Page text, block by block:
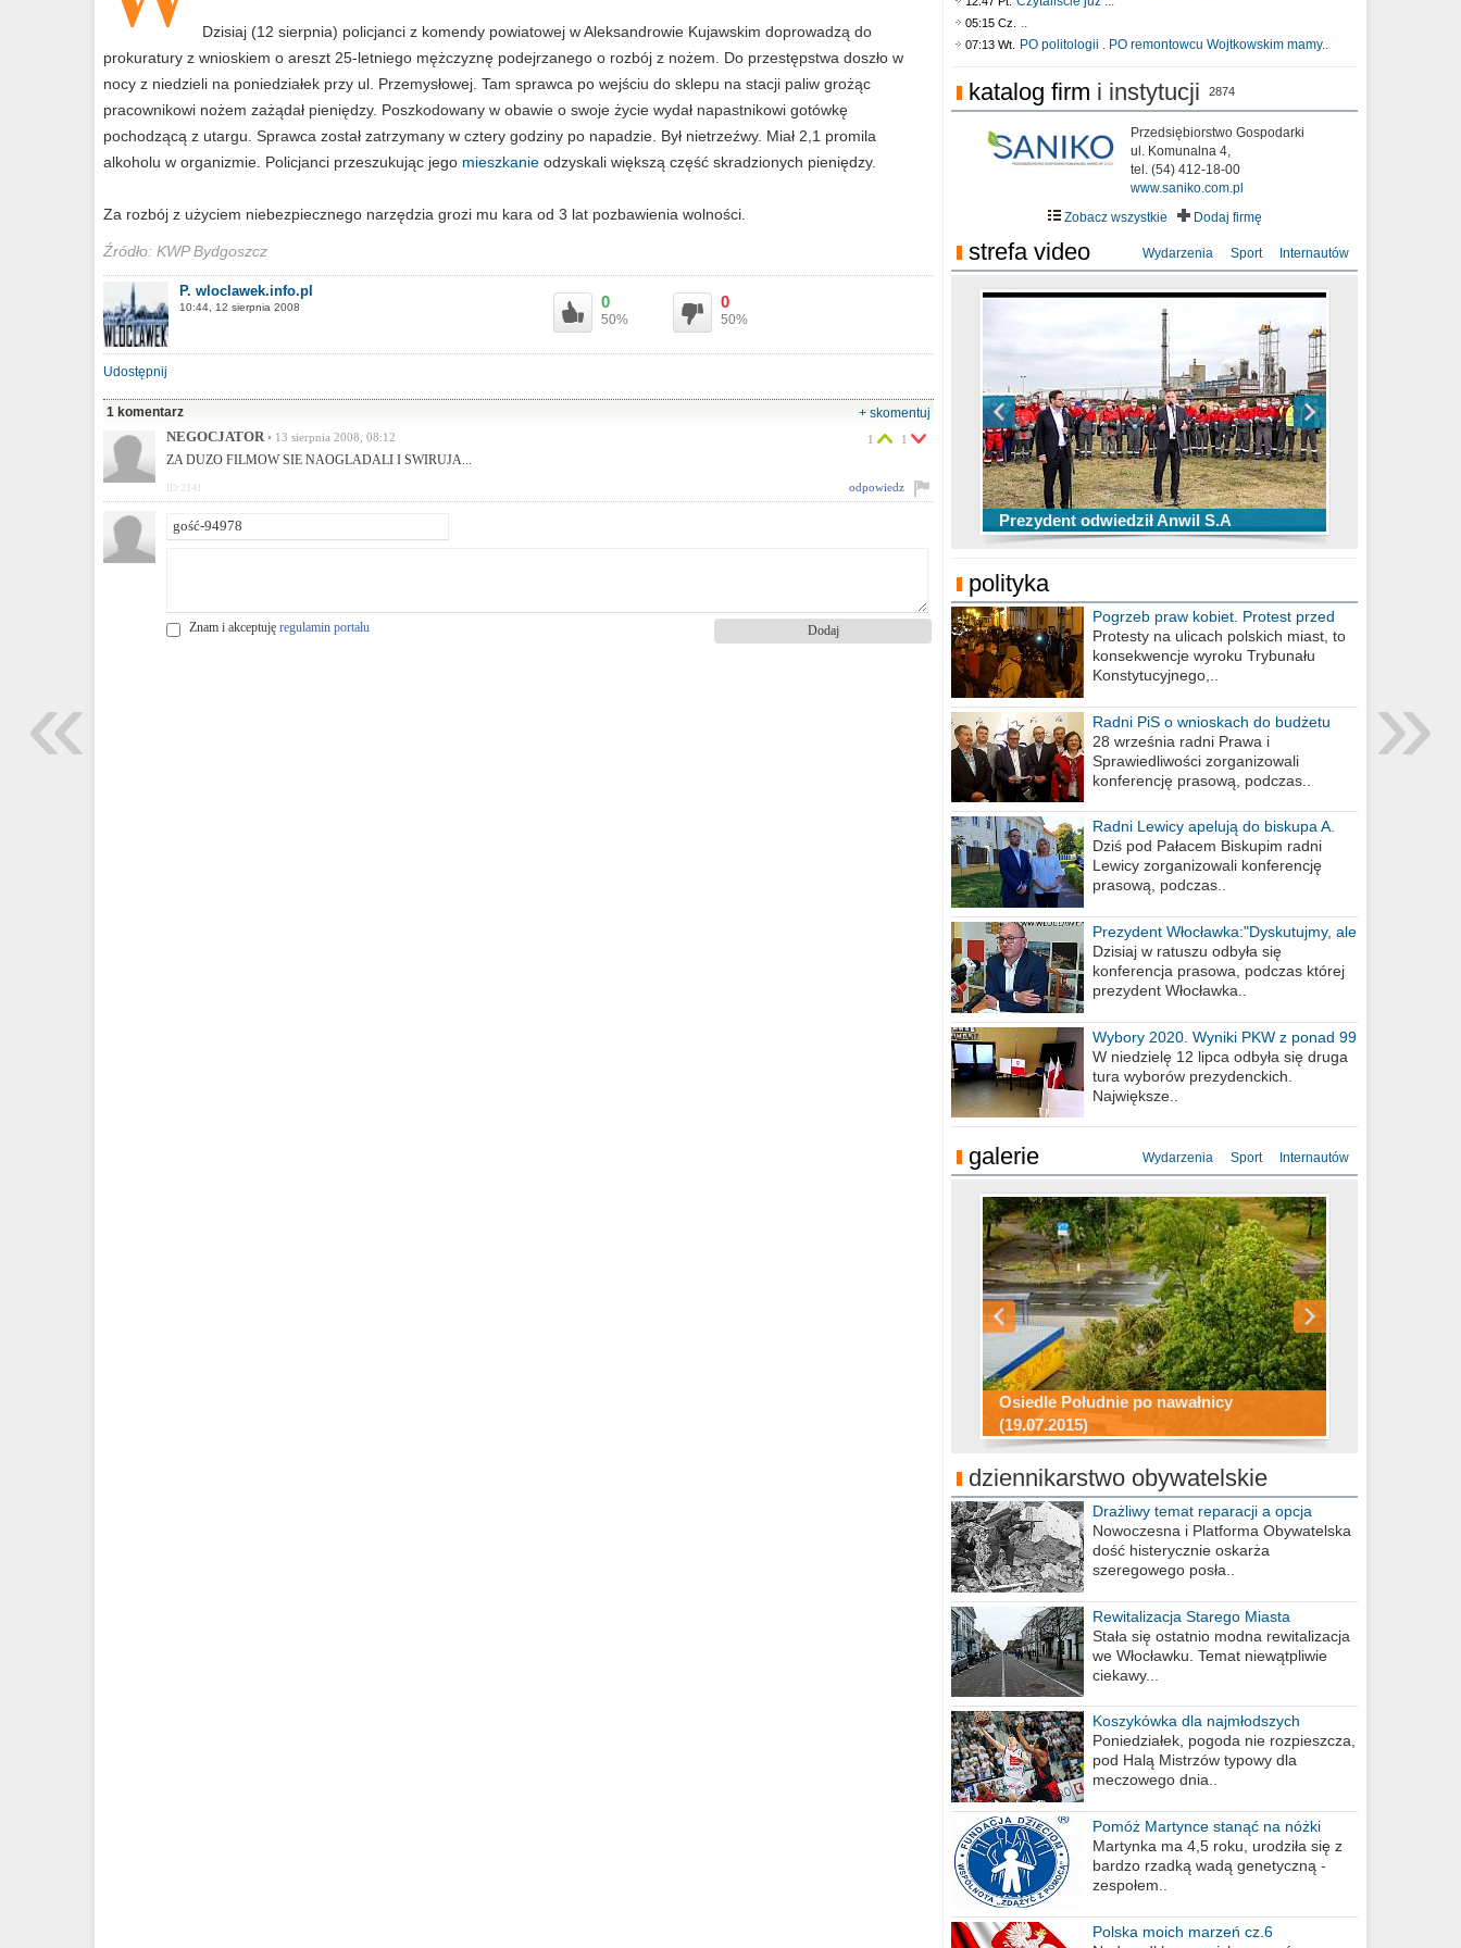
Dzisiaj (12 sierpnia) policjanci z komendy powiatowej w Aleksandrowie Kujawskim doprowadzą do
prokuratury z wnioskiem o areszt 25-letniego mężczyznę podejrzanego o rozbój z nożem. Do przestępstwa doszło w
nocy z niedzieli na poniedziałek przy ul. Przemysłowej. Tam sprawca po wejściu do sklepu na stacji paliw grożąc
pracownikowi nożem zażądał pieniędzy. Poszkodowany w obawie o swoje życie wydał napastnikowi gotówkę
pochodzącą z utargu. Sprawca został zatrzymany w cztery godziny po napadzie. Był nietrzeźwy. Miał 2,1 promila
alkoholu w organizmie. Policjanci przeszukując jego mieszkanie odzyskali większą część skradzionych pieniędzy.
Za rozbój z użyciem niebezpiecznego narzędzia grozi mu kara od 3 lat pozbawienia wolności.
Źródło: KWP Bydgoszcz
P. wloclawek.info.pl
10:44, 12 sierpnia 2008 0
50%
0
50%
Udostępnij
1 komentarz
+ skomentuj
NEGOCJATOR • 13 sierpnia 2008, 08:12
ZA DUZO FILMOW SIE NAOGLADALI I SWIRUJA...
1 1
odpowiedz
ID:2141
Znam i akceptuję regulamin portalu
05:15 Cz. ..
07:13 Wt. PO politologii . PO remontowcu Wojtkowskim mamy..
katalog firm i instytucji 2874
Przedsiębiorstwo Gospodarki
ul. Komunalna 4,
tel. (54) 412-18-00
www.saniko.com.pl
Zobacz wszystkie
Dodaj firmę
strefa video Wydarzenia Sport Internautów
Prezydent odwiedził Anwil S.A
TOP 10 przechwytów Anwilu Włocławek
w EBL w sezonie 2019/2020
TOP 5 rzutów Anwilu Włocławek w BCL
w sezonie 2019/2020
Ni To Ponk - W oczach mamy strach
sixf33t .Last Year DRONE FOOTAGE
Włocławek
XXIII Sesja Rady Miasta Włocławek VIII
kadencji w dniu 09.06.2020 r.
polityka
Pogrzeb praw kobiet. Protest przed
biurem poselskim PiS
Protesty na ulicach polskich miast, to
konsekwencje wyroku Trybunału
Konstytucyjnego,..
Radni PiS o wnioskach do budżetu
miasta na 2021 rok
28 września radni Prawa i
Sprawiedliwości zorganizowali
konferencję prasową, podczas..
Radni Lewicy apelują do biskupa A.
Wiesława Meringa
Dziś pod Pałacem Biskupim radni
Lewicy zorganizowali konferencję
prasową, podczas..
Prezydent Włocławka:"Dyskutujmy, ale
nie obrażajmy się”
Dzisiaj w ratuszu odbyła się
konferencja prasowa, podczas której
prezydent Włocławka..
Wybory 2020. Wyniki PKW z ponad 99
procent obwodów
W niedzielę 12 lipca odbyła się druga
tura wyborów prezydenckich.
Największe..
galerie Wydarzenia Sport Internautów
Osiedle Południe po nawałnicy
(19.07.2015)
Wizytówka Włocławka
polowanie wigilijne 2014
Miasto kładzie się do snu .
Konkurs fotograficzny "Co to za
miejsca"
Ścieżka rowerowa w naszym mieście
dziennikarstwo obywatelskie
Drażliwy temat reparacji a opcja
berlińska
Nowoczesna i Platforma Obywatelska
dość histerycznie oskarża
szeregowego posła..
Rewitalizacja Starego Miasta
Stała się ostatnio modna rewitalizacja
we Włocławku. Temat niewątpliwie
ciekawy...
Koszykówka dla najmłodszych
Poniedziałek, pogoda nie rozpieszcza,
pod Halą Mistrzów typowy dla
meczowego dnia..
Pomóż Martynce stanąć na nóżki
Martynka ma 4,5 roku, urodziła się z
bardzo rzadką wadą genetyczną -
zespołem..
Polska moich marzeń cz.6
»
«